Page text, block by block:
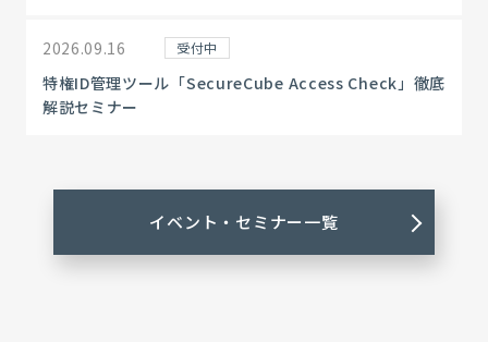
2026.09.16 受付中
特権ID管理ツール「SecureCube Access Check」徹底
解説セミナー
イベント・セミナー一覧